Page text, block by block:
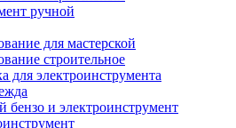
ручной
для мастерской
строительное
для электроинструмента
бензо и электроинструмент